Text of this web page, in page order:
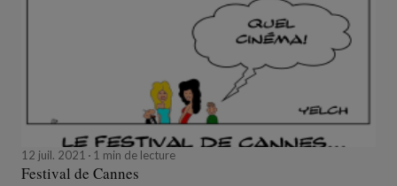
12 juil. 2021 1 min de lecture
Festival de Cannes